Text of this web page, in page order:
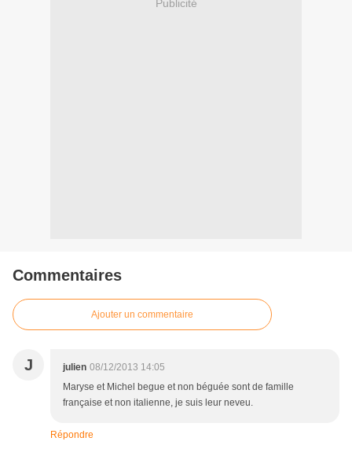
Publicité
Commentaires
Ajouter un commentaire
J julien 08/12/2013 14:05
Maryse et Michel begue et non béguée sont de famille
française et non italienne, je suis leur neveu.
Répondre